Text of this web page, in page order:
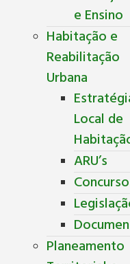
e Ensino
Habitação e
Reabilitação
Urbana
Local de
ARU’s
Planeamento